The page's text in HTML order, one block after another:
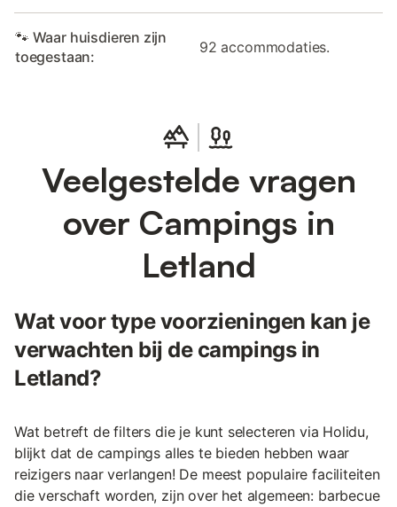
🐾 Waar huisdieren zijn
toegestaan:
92 accommodaties.
Veelgestelde vragen
over Campings in
Letland
Wat voor type voorzieningen kan je
verwachten bij de campings in
Letland?
Wat betreft de filters die je kunt selecteren via Holidu,
blijkt dat de campings alles te bieden hebben waar
reizigers naar verlangen! De meest populaire faciliteiten
die verschaft worden, zijn over het algemeen: barbecue